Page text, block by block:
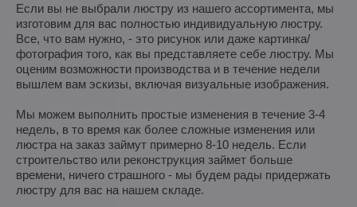
Если вы не выбрали люстру из нашего ассортимента, мы
изготовим для вас полностью индивидуальную люстру.
Все, что вам нужно, - это рисунок или даже картинка/
фотография того, как вы представляете себе люстру. Мы
оценим возможности производства и в течение недели
вышлем вам эскизы, включая визуальные изображения.
Мы можем выполнить простые изменения в течение 3-4
недель, в то время как более сложные изменения или
люстра на заказ займут примерно 8-10 недель. Если
строительство или реконструкция займет больше
времени, ничего страшного - мы будем рады придержать
люстру для вас на нашем складе.